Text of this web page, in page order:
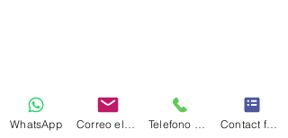
WhatsApp Contact form